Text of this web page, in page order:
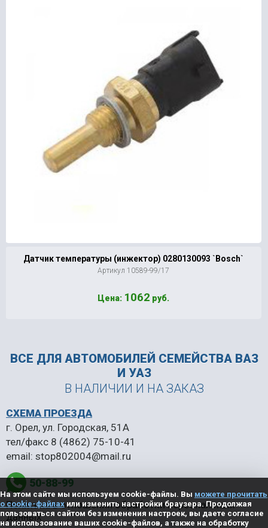
Датчик температуры (инжектор) 0280130093 `Bosch`
Артикул 10589-99/17
Цена: 1062 руб.
ВСЕ ДЛЯ АВТОМОБИЛЕЙ СЕМЕЙСТВА ВАЗ
И УАЗ
В НАЛИЧИИ И НА ЗАКАЗ
50-88-99
СХЕМА ПРОЕЗДА
г. Орел, ул. Городская, 51А
тел/факс 8 (4862) 75-10-41
email: stop802004@mail.ru
Политика в отношении обработки персональных
данных
На этом сайте мы используем cookie-файлы. Вы можете прочитать
о cookie-файлахили изменить настройки браузера. Продолжая
пользоваться сайтом без изменения настроек, вы даете согласие
на использование ваших cookie-файлов, а также на обработку